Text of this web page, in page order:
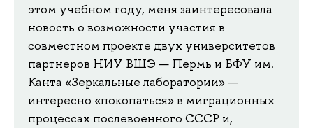
этом учебном году, меня заинтересовала
новость о возможности участия в
совместном проекте двух университетов
партнеров НИУ ВШЭ — Пермь и БФУ им.
Канта «Зеркальные лаборатории» —
интересно «покопаться» в миграционных
процессах послевоенного СССР и,